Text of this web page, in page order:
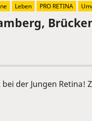
der Jungen
Leben PRO RETINA